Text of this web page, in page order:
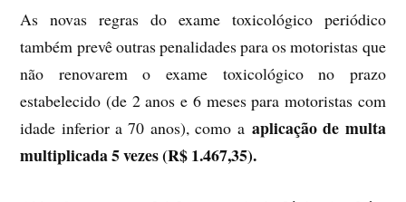
As novas regras do exame toxicológico periódico
também prevê outras penalidades para os motoristas que
não renovarem o exame toxicológico no prazo
estabelecido (de 2 anos e 6 meses para motoristas com
idade inferior a 70 anos), como a aplicação de multa
multiplicada 5 vezes (R$ 1.467,35).